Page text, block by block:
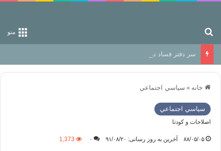
منو
سر دفتر فساد در زمین‌، دوری وکناره‌گیری از راه خداست‌!
خانه » سياسي اجتماعي
سياسي اجتماعي
اصلاحات و کودتا
۸۸/۰۵/۰۵ آخرین به روز رسانی: ۹۱/۰۸/۲۰ ۰ 1,373